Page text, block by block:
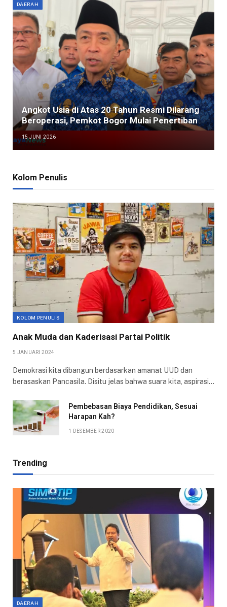
DAERAH
Angkot Usia di Atas 20 Tahun Resmi Dilarang
Beroperasi, Pemkot Bogor Mulai Penertiban
15 JUNI 2026
Kolom Penulis
KOLOM PENULIS
Anak Muda dan Kaderisasi Partai Politik
5 JANUARI 2024
Demokrasi kita dibangun berdasarkan amanat UUD dan
berasaskan Pancasila. Disitu jelas bahwa suara kita, aspirasi…
Pembebasan Biaya Pendidikan, Sesuai
Harapan Kah?
1 DESEMBER 2020
Trending
DAERAH